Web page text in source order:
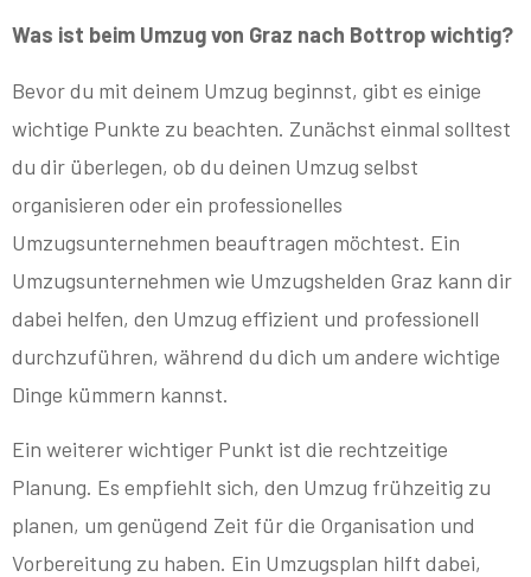
Was ist beim Umzug von Graz nach Bottrop wichtig?
Bevor du mit deinem Umzug beginnst, gibt es einige
wichtige Punkte zu beachten. Zunächst einmal solltest
du dir überlegen, ob du deinen Umzug selbst
organisieren oder ein professionelles
Umzugsunternehmen beauftragen möchtest. Ein
Umzugsunternehmen wie Umzugshelden Graz kann dir
dabei helfen, den Umzug effizient und professionell
durchzuführen, während du dich um andere wichtige
Dinge kümmern kannst.
Ein weiterer wichtiger Punkt ist die rechtzeitige
Planung. Es empfiehlt sich, den Umzug frühzeitig zu
planen, um genügend Zeit für die Organisation und
Vorbereitung zu haben. Ein Umzugsplan hilft dabei,